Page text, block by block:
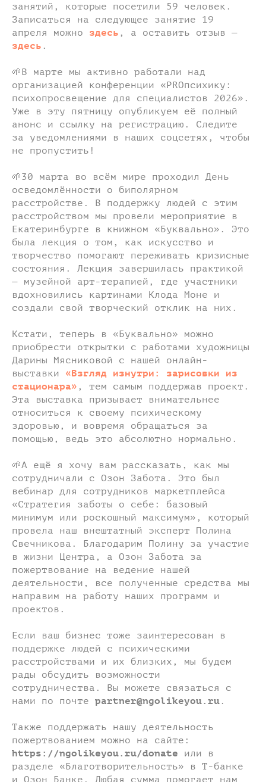
занятий, которые посетили 59 человек.
Записаться на следующее занятие 19
апреля можно здесь , а оставить отзыв —
здесь .
🌱В марте мы активно работали над
организацией конференции «PROпсихику:
психопросвещение для специалистов 2026».
Уже в эту пятницу опубликуем её полный
анонс и ссылку на регистрацию. Следите
за уведомлениями в наших соцсетях, чтобы
не пропустить!
🌱30 марта во всём мире проходил День
осведомлённости о биполярном
расстройстве. В поддержку людей с этим
расстройством мы провели мероприятие в
Екатеринбурге в книжном «Буквально». Это
была лекция о том, как искусство и
творчество помогают переживать кризисные
состояния. Лекция завершилась практикой
— музейной арт-терапией, где участники
вдохновились картинами Клода Моне и
создали свой творческий отклик на них.
Кстати, теперь в «Буквально» можно
приобрести открытки с работами художницы
Дарины Мясниковой с нашей онлайн-
выставки «Взгляд изнутри: зарисовки из
стационара» , тем самым поддержав проект.
Эта выставка призывает внимательнее
относиться к своему психическому
здоровью, и вовремя обращаться за
помощью, ведь это абсолютно нормально.
🌱А ещё я хочу вам рассказать, как мы
сотрудничали с Озон Забота. Это был
вебинар для сотрудников маркетплейса
«Стратегия заботы о себе: базовый
минимум или роскошный максимум», который
провела наш внештатный эксперт Полина
Свечникова. Благодарим Полину за участие
в жизни Центра, а Озон Забота за
пожертвование на ведение нашей
деятельности, все полученные средства мы
направим на работу наших программ и
проектов.
Если ваш бизнес тоже заинтересован в
поддержке людей с психическими
расстройствами и их близких, мы будем
рады обсудить возможности
сотрудничества. Вы можете связаться с
нами по почте partner@ngolikeyou.ru .
Также поддержать нашу деятельность
пожертвованием можно на сайте:
https://ngolikeyou.ru/donate или в
разделе «Благотворительность» в Т-банке
и Озон Банке. Любая сумма помогает нам